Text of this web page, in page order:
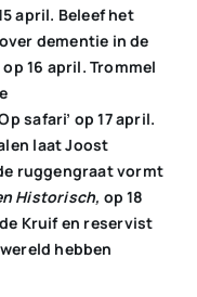
april. Beleef het
dementie in de
16 april. Trommel
safari’ op 17 april.
laat Joost
ruggengraat vormt
Historisch, op 18
Kruif en reservist
hebben